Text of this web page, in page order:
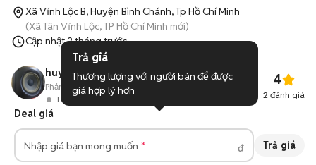
Xã Vĩnh Lộc B, Huyện Bình Chánh, Tp Hồ Chí Minh
(Xã Tân Vĩnh Lộc, TP Hồ Chí Minh mới)
Cập nhật2 tháng trước
huy
Hoạt động 21 ngày trước
Phản hồi: -- 4Đã bán 4
2 đánh giá
Deal giá
Nhập giá bạn mong muốn đ Trả giá
Trả giá
Thương lượng với người bán để được
giá hợp lý hơn